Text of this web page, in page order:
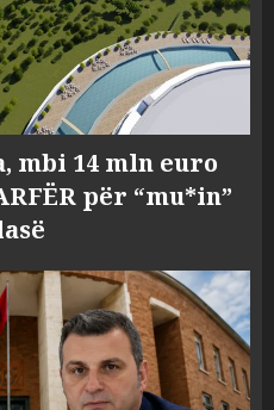
mbi 14 mln euro
për “mu*in”